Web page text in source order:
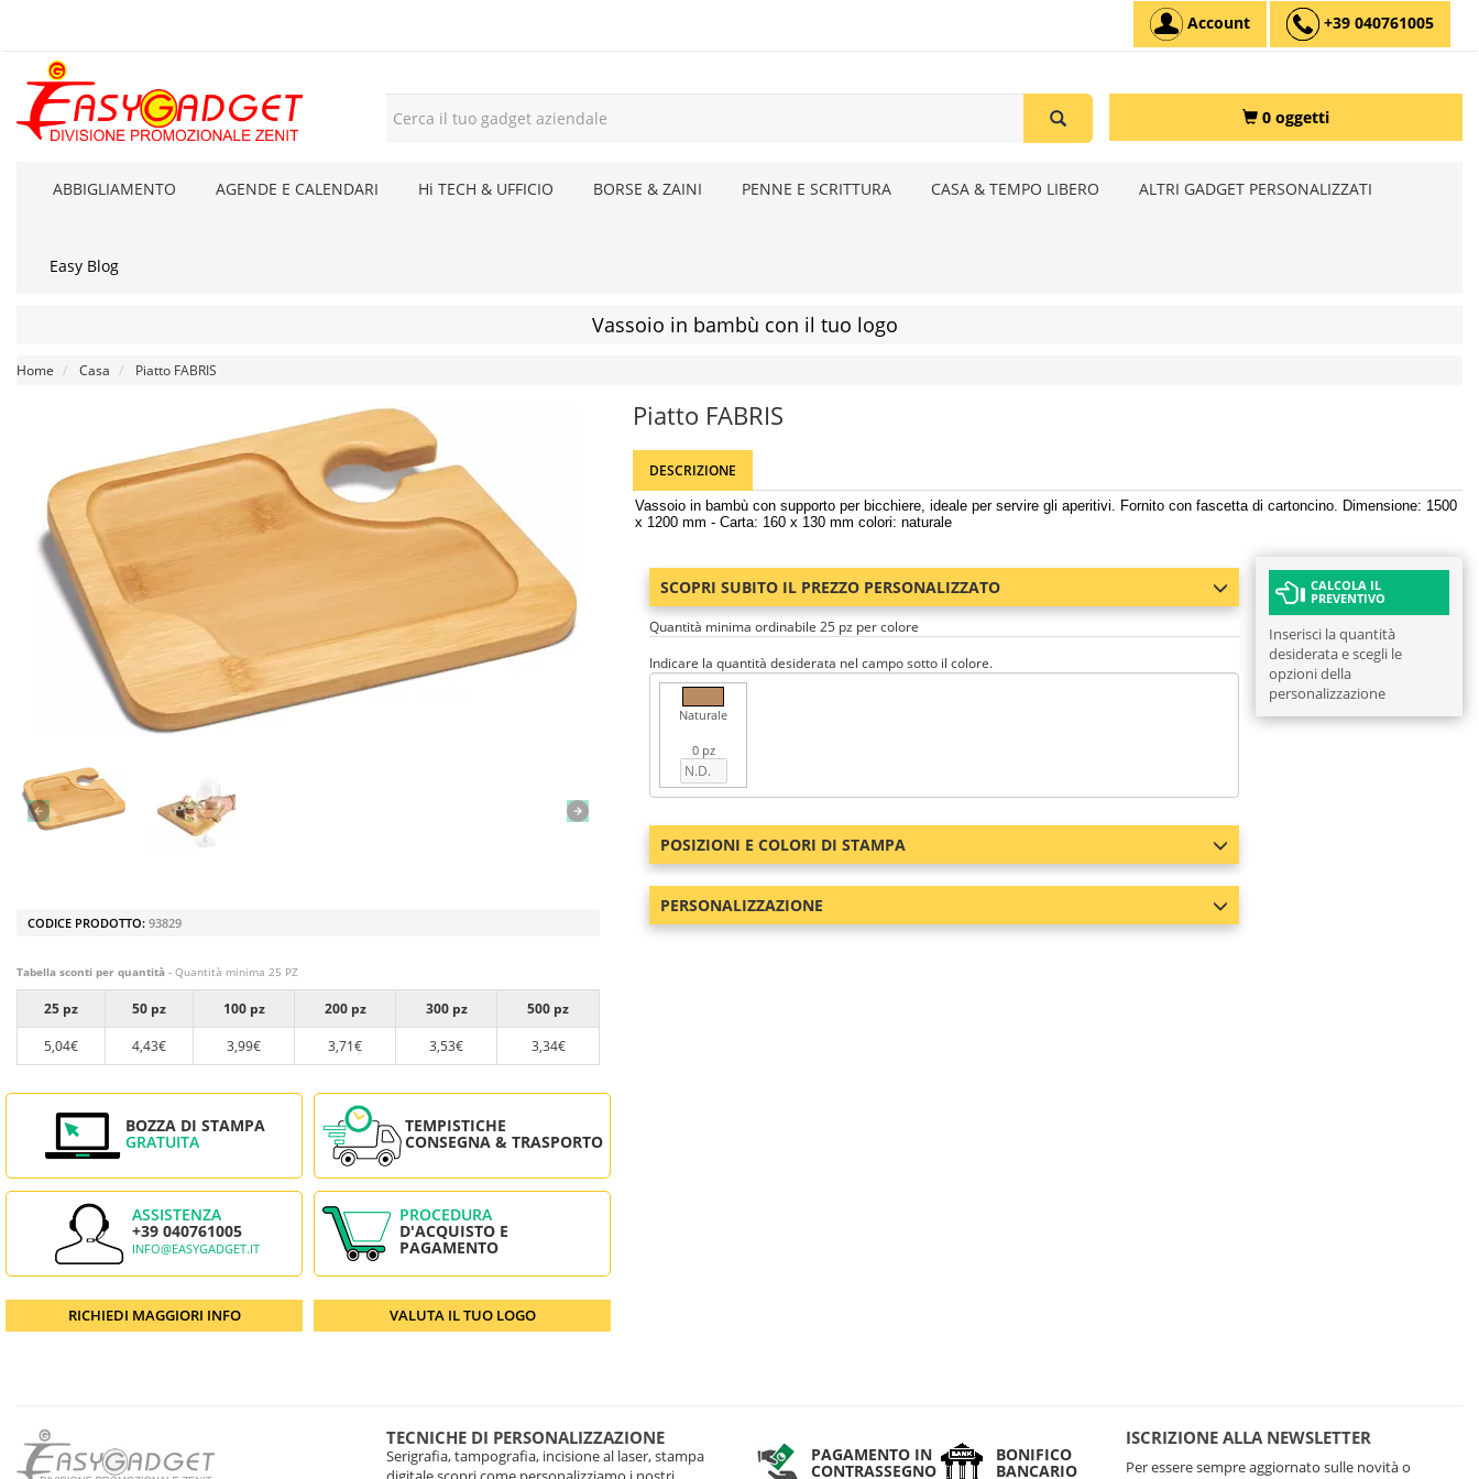
Account +39 040761005
0 oggetti
ABBIGLIAMENTO AGENDE E CALENDARI Hi TECH & UFFICIO BORSE & ZAINI PENNE E SCRITTURA CASA & TEMPO LIBERO ALTRI GADGET PERSONALIZZATI
Easy Blog
Vassoio in bambù con il tuo logo
Home Casa Piatto FABRIS
CODICE PRODOTTO: 93829
Tabella sconti per quantità - Quantità minima 25 PZ
25 pz 50 pz 100 pz 200 pz 300 pz
500 pz
5,04€
4,43€ 3,99€ 3,71€ 3,53€ 3,34€
BOZZA DI STAMPA
GRATUITA
TEMPISTICHE
CONSEGNA & TRASPORTO
ASSISTENZA
+39 040761005
INFO@EASYGADGET.IT
PROCEDURA
D'ACQUISTO E
PAGAMENTO
RICHIEDI MAGGIORI INFO VALUTA IL TUO LOGO
Piatto FABRIS
DESCRIZIONE
Vassoio in bambù con supporto per bicchiere, ideale per servire gli aperitivi. Fornito con fascetta di cartoncino. Dimensione: 1500
x 1200 mm - Carta: 160 x 130 mm colori: naturale
SCOPRI SUBITO IL PREZZO PERSONALIZZATO
Quantità minima ordinabile 25 pz per colore
Indicare la quantità desiderata nel campo sotto il colore.
Naturale
0 pz
POSIZIONI E COLORI DI STAMPA
PERSONALIZZAZIONE
CALCOLA IL
PREVENTIVO
Inserisci la quantità
desiderata e scegli le
opzioni della
personalizzazione
TECNICHE DI PERSONALIZZAZIONE
Serigrafia, tampografia, incisione al laser, stampa
PAGAMENTO IN
CONTRASSEGNO
BONIFICO
BANCARIO
ISCRIZIONE ALLA NEWSLETTER
Per essere sempre aggiornato sulle novità o